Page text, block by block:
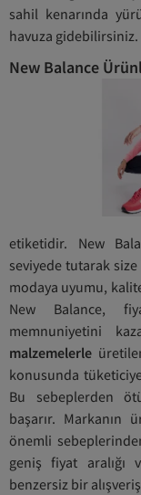
sahil kenarında
havuza gidebilirsiniz.
New Balance
etiketidir. New
seviyede tutarak size
modaya uyumu,
New Balance,
memnuniyetini
malzemelerle
konusunda
Bu sebeplerden
başarır. Markanın
önemli
geniş fiyat aralığı
benzersiz bir